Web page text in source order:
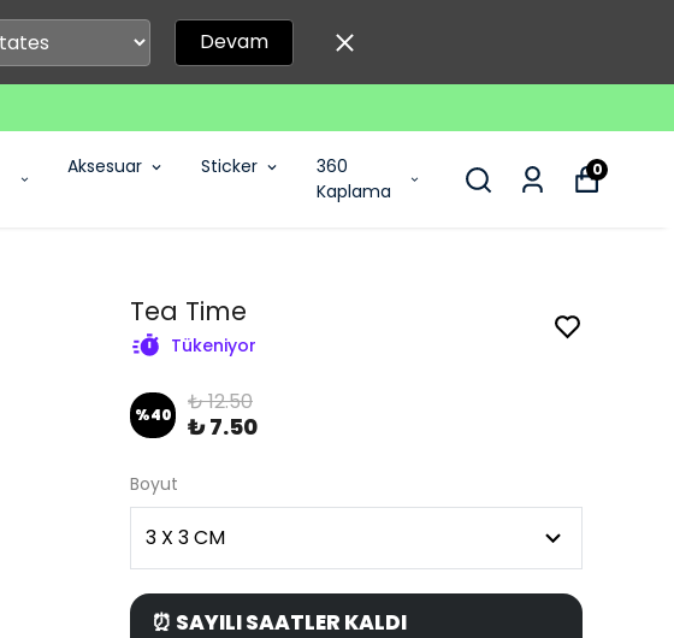
Devam
Aksesuar Sticker
360
Kaplama
0
Tea Time
Tükeniyor
%40 ₺ 12.50
₺ 7.50
Boyut
⏰ SAYILI SAATLER KALDI